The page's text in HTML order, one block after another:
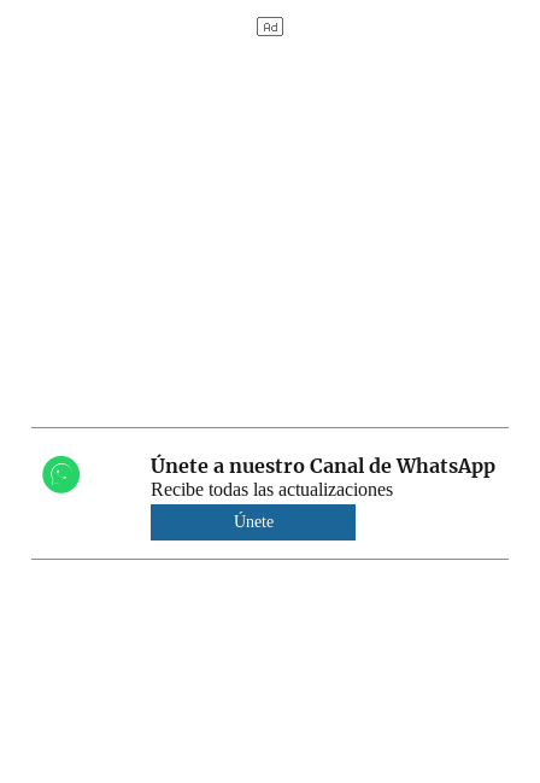
Únete a nuestro Canal de WhatsApp
Recibe todas las actualizaciones
Únete